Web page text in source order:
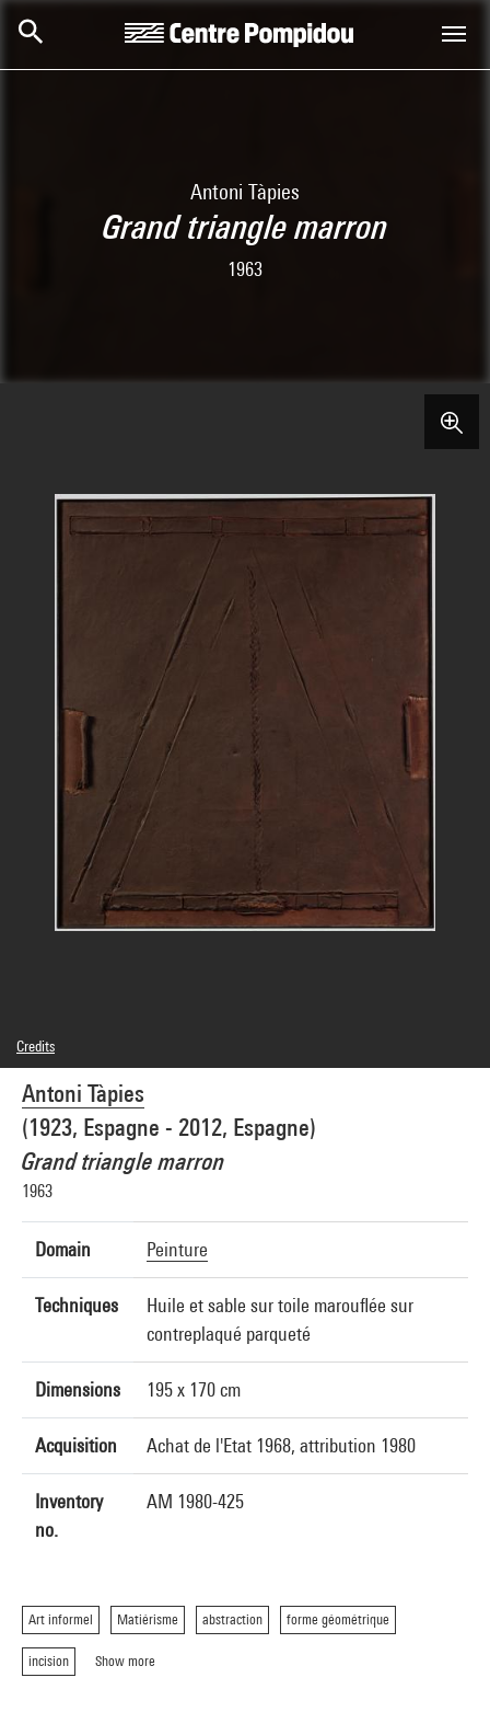
Antoni Tàpies
Grand triangle marron
1963
Antoni Tàpies
(1923, Espagne - 2012, Espagne)
Grand triangle marron
1963
Domain Peinture
Techniques
Huile et sable sur toile marouflée sur
contreplaqué parqueté
Dimensions 195 x 170 cm
Acquisition Achat de l'Etat 1968, attribution 1980
Inventory
no.
AM 1980-425
Art informel Matiérisme abstraction forme géométrique
incision Show more
Credits
© Adagp, Paris
Photo credits : Centre Pompidou, MNAM-CCI/Service de la documentation
photographique du MNAM/Dist. GrandPalaisRmn
Image reference : 4R09048 [1985 CX 0052]
Image presentation :GrandPalaisRmnPhoto